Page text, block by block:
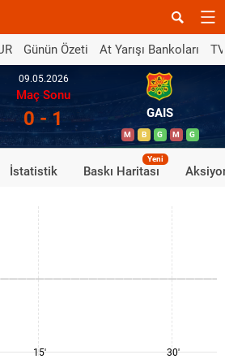
Günün Özeti At Yarışı Bankoları
09.05.2026
Maç Sonu
0 - 1 GAIS
M B G M G
İstatistik Baskı Haritası
Yeni
15' 30'